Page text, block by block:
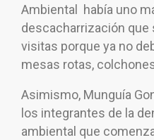
Ambiental había uno
descacharrización que
visitas porque ya no
mesas rotas,
Asimismo, Munguía
los integrantes de la
ambiental que